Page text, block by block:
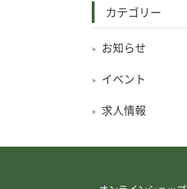
カテゴリー
お知らせ
イベント
求人情報